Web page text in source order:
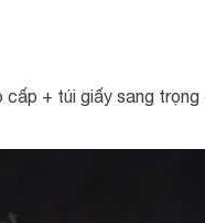
+ túi giấy sang